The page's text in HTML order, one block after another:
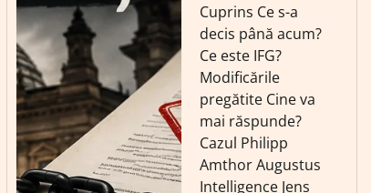
Cuprins Ce s-a
decis până acum?
Ce este IFG?
Modificările
pregătite Cine va
mai răspunde?
Cazul Philipp
Amthor Augustus
Intelligence Jens